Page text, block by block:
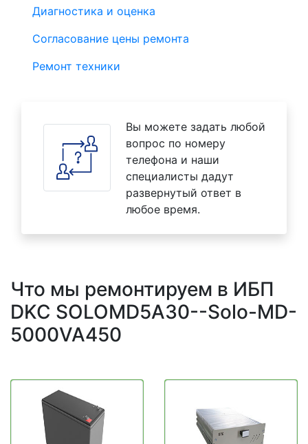
Диагностика и оценка
Согласование цены ремонта
Ремонт техники
Вы можете задать любой
вопрос по номеру
телефона и наши
специалисты дадут
развернутый ответ в
любое время.
Что мы ремонтируем в ИБП
DKC SOLOMD5A30--Solo-MD-
5000VA450